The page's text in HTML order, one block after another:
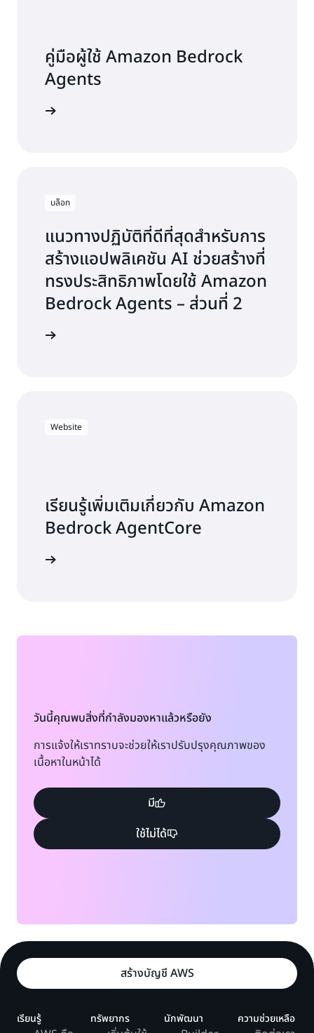
คู่มือผู้ใช้ Amazon Bedrock
Agents
บล็อก
แนวทางปฏิบัติที่ดีที่สุดสำหรับการ
สร้างแอปพลิเคชัน AI ช่วยสร้างที่
ทรงประสิทธิภาพโดยใช้ Amazon
Bedrock Agents – ส่วนที่ 2
Website
เรียนรู้เพิ่มเติมเกี่ยวกับ Amazon
Bedrock AgentCore
วันนี้คุณพบสิ่งที่กำลังมองหาแล้วหรือยัง
การแจ้งให้เราทราบจะช่วยให้เราปรับปรุงคุณภาพของ
เนื้อหาในหน้าได้
มี
ใช้ไม่ได้
สร้างบัญชี AWS
เรียนรู้ ทรัพยากร นักพัฒนา ความช่วยเหลือ